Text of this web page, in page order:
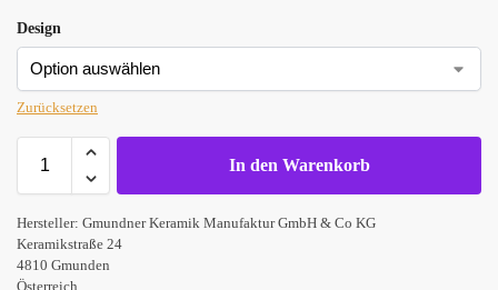
Design
Zurücksetzen
In den Warenkorb
Hersteller: Gmundner Keramik Manufaktur GmbH & Co KG
Keramikstraße 24
4810 Gmunden
Österreich